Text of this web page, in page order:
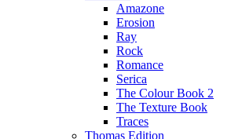
Amazone
Erosion
Ray
Rock
Romance
Serica
The Colour Book 2
The Texture Book
Traces
Thomas Edition